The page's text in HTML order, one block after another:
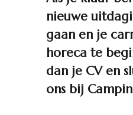
nieuwe
gaan en je
horeca te
dan je CV en
ons bij